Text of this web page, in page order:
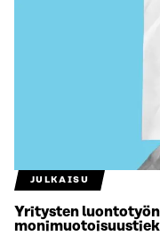
JULKAISU
Yritysten